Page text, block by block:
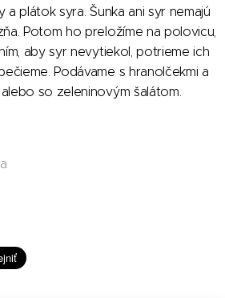
plátok syra. Šunka ani syr nemajú
Potom ho preložíme na polovicu,
aby syr nevytiekol, potrieme ich
Podávame s hranolčekmi a
so zeleninovým šalátom.